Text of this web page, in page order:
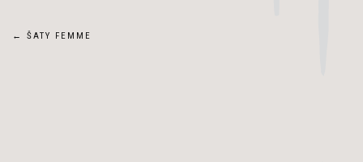
Navigace
← ŠATY FEMME